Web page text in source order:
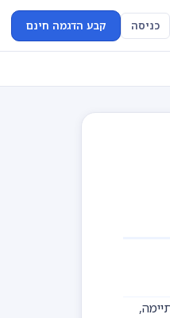
כניסה קבע הדגמה חינם